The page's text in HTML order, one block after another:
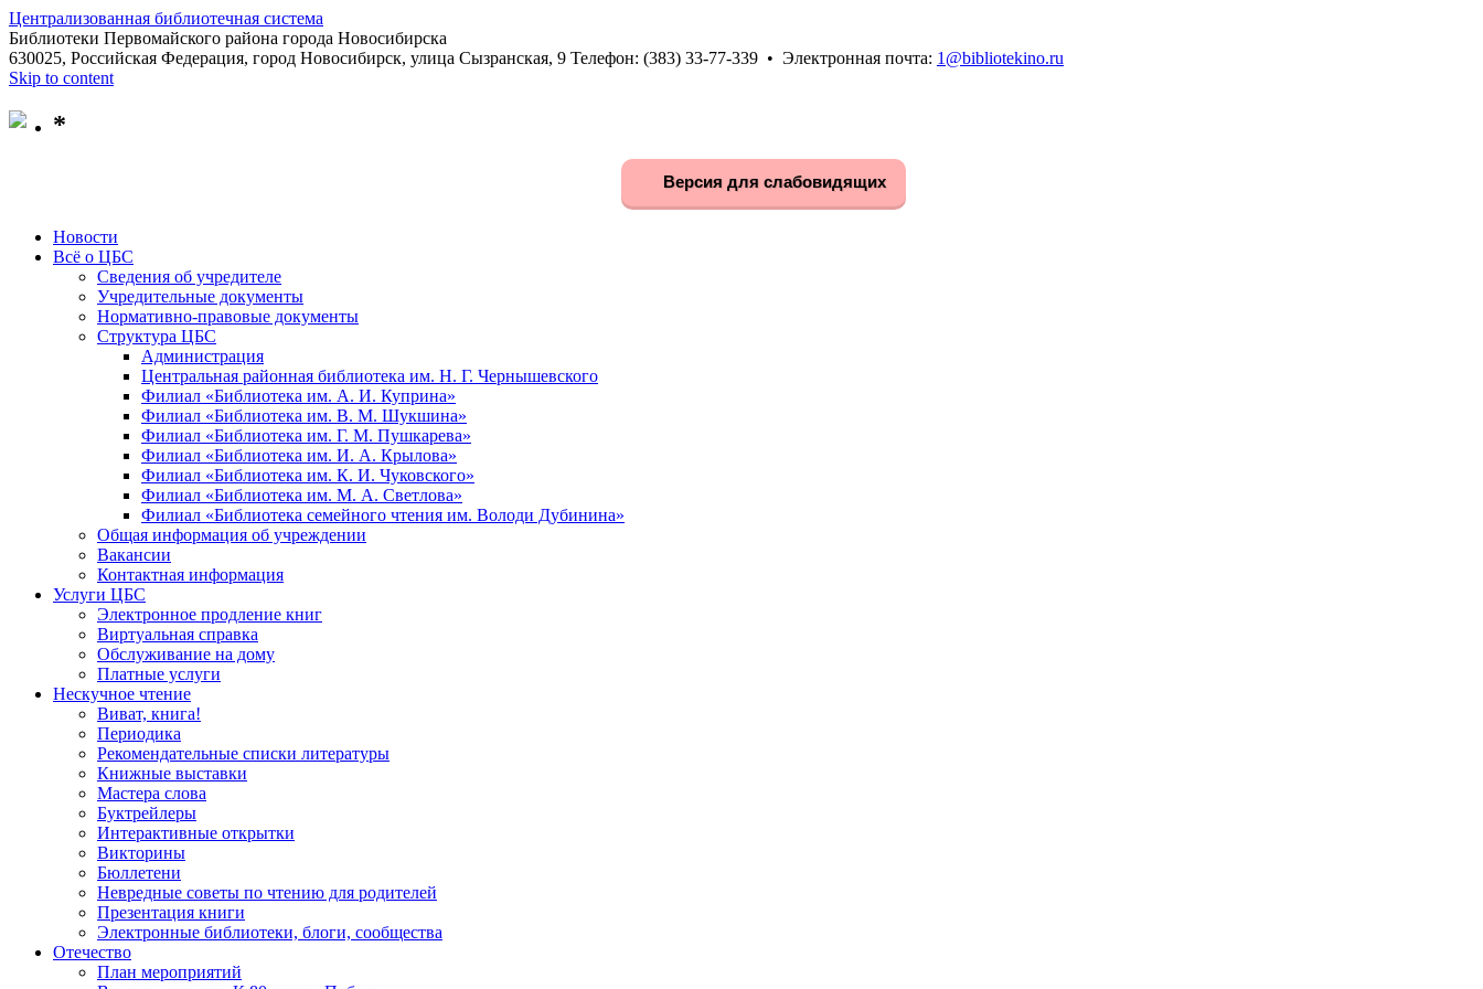
Централизованная библиотечная система
Библиотеки Первомайского района города Новосибирска
630025, Российская Федерация, город Новосибирск, улица Сызранская, 9 Телефон: (383) 33-77-339 • Электронная почта: 1@bibliotekino.ru
Skip to content
*
Версия для слабовидящих
Новости
Всё о ЦБС
Сведения об учредителе
Учредительные документы
Нормативно-правовые документы
Структура ЦБС
Администрация
Центральная районная библиотека им. Н. Г. Чернышевского
Филиал «Библиотека им. А. И. Куприна»
Филиал «Библиотека им. В. М. Шукшина»
Филиал «Библиотека им. Г. М. Пушкарева»
Филиал «Библиотека им. И. А. Крылова»
Филиал «Библиотека им. К. И. Чуковского»
Филиал «Библиотека им. М. А. Светлова»
Филиал «Библиотека семейного чтения им. Володи Дубинина»
Общая информация об учреждении
Вакансии
Контактная информация
Услуги ЦБС
Электронное продление книг
Виртуальная справка
Обслуживание на дому
Платные услуги
Нескучное чтение
Виват, книга!
Периодика
Рекомендательные списки литературы
Книжные выставки
Мастера слова
Буктрейлеры
Интерактивные открытки
Викторины
Бюллетени
Невредные советы по чтению для родителей
Презентация книги
Электронные библиотеки, блоги, сообщества
Отечество
План мероприятий